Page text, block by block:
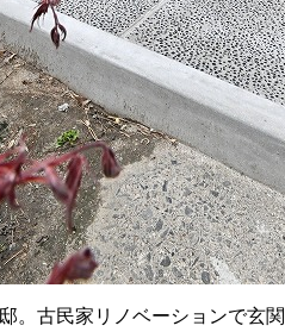
。古民家リノベーションで玄